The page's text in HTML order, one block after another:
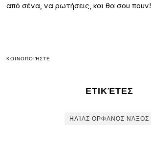
από σένα, να ρωτήσεις, και θα σου πουν!
ΚΟΙΝΟΠΟΙΉΣΤΕ
ΕΤΙΚΈΤΕΣ
ΗΛΊΑΣ ΟΡΦΑΝΌΣ ΝΆΞΟΣ